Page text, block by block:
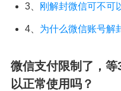
3、 刚解封微信可不可
4、 为什么微信账号解
微信支付限制了，
以正常使用吗？